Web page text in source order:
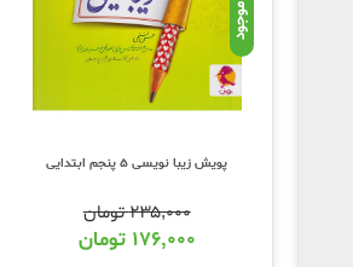
موجود
پویش زیبا نویسی 5 پنجم ابتدایی
۲۳۵,۰۰۰تومان
۱۷۶,۰۰۰ تومان